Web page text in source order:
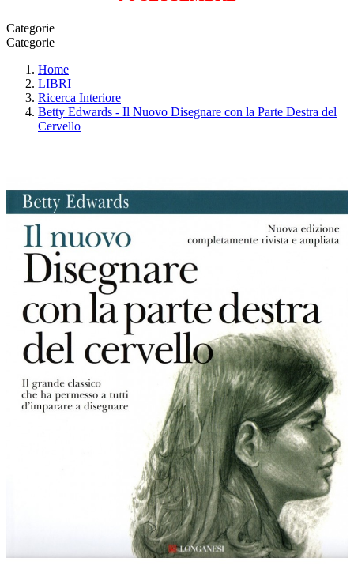
Categorie
Categorie
Home
LIBRI
Ricerca Interiore
Betty Edwards - Il Nuovo Disegnare con la Parte Destra del
Cervello